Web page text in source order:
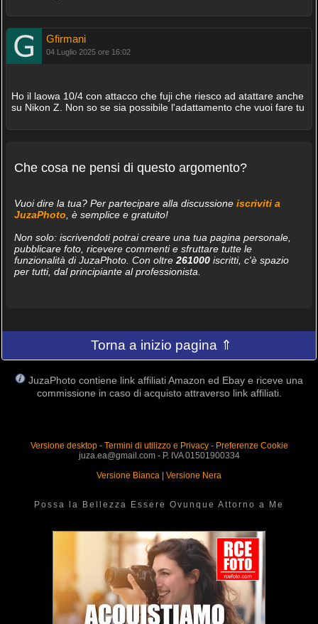
Gfirmani
04 Luglio 2025 ore 16:02
Ho il laowa 10/4 con attacco che fuji che riesco ad atattare anche
su Nikon Z. Non so se sia possibile l'adattamento che vuoi fare tu
Che cosa ne pensi di questo argomento?
Vuoi dire la tua? Per partecipare alla discussione iscriviti a
JuzaPhoto , è semplice e gratuito!
Non solo: iscrivendoti potrai creare una tua pagina personale,
pubblicare foto, ricevere commenti e sfruttare tutte le
funzionalità di JuzaPhoto. Con oltre 261000iscritti, c'è spazio
per tutti, dal principiante al professionista.
Torna a inizio pagina ⇑
JuzaPhoto contiene link affiliati Amazon ed Ebay e riceve una
commissione in caso di acquisto attraverso link affiliati.
Versione desktop- Termini di utilizzo e Privacy- Preferenze Cookie
juza.ea@gmail.com - P. IVA 01501900334
Versione Bianca | Versione Nera
Possa la Bellezza Essere Ovunque Attorno a Me